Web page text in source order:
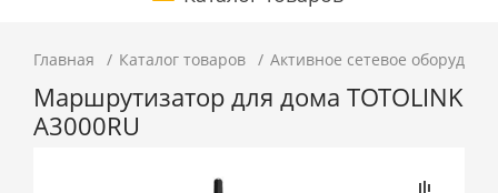
Главная Каталог товаров Активное сетевое
Маршрутизатор для дома TOTOLINK
A3000RU